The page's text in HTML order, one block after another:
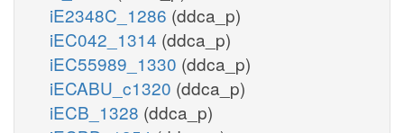
iE2348C_1286 (ddca_p)
iEC042_1314 (ddca_p)
iEC55989_1330 (ddca_p)
iECABU_c1320 (ddca_p)
iECB_1328 (ddca_p)